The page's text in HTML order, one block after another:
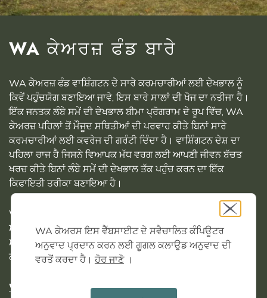
WA ਕੇਅਰਜ਼ ਫੰਡ ਬਾਰੇ
WA ਕੇਅਰਜ਼ ਫੰਡ ਵਾਸ਼ਿੰਗਟਨ ਦੇ ਸਾਰੇ ਕਰਮਚਾਰੀਆਂ ਲਈ ਦੇਖਭਾਲ ਨੂੰ
ਕਿਵੇਂ ਪਹੁੰਚਯੋਗ ਬਣਾਇਆ ਜਾਵੇ, ਇਸ ਬਾਰੇ ਸਾਲਾਂ ਦੀ ਖੋਜ ਦਾ ਨਤੀਜਾ ਹੈ।
ਇੱਕ ਜਨਤਕ ਲੰਬੇ ਸਮੇਂ ਦੀ ਦੇਖਭਾਲ ਬੀਮਾ ਪ੍ਰੋਗਰਾਮ ਦੇ ਰੂਪ ਵਿੱਚ, WA
ਕੇਅਰਜ਼ ਪਹਿਲਾਂ ਤੋਂ ਮੌਜੂਦ ਸਥਿਤੀਆਂ ਦੀ ਪਰਵਾਹ ਕੀਤੇ ਬਿਨਾਂ ਸਾਰੇ
ਕਰਮਚਾਰੀਆਂ ਲਈ ਕਵਰੇਜ ਦੀ ਗਰੰਟੀ ਦਿੰਦਾ ਹੈ। ਵਾਸ਼ਿੰਗਟਨ ਦੇਸ਼ ਦਾ
ਪਹਿਲਾ ਰਾਜ ਹੈ ਜਿਸਨੇ ਵਿਆਪਕ ਮੱਧ ਵਰਗ ਲਈ ਆਪਣੀ ਜੀਵਨ ਬੱਚਤ
ਖਰਚ ਕੀਤੇ ਬਿਨਾਂ ਲੰਬੇ ਸਮੇਂ ਦੀ ਦੇਖਭਾਲ ਤੱਕ ਪਹੁੰਚ ਕਰਨ ਦਾ ਇੱਕ
ਕਿਫਾਇਤੀ ਤਰੀਕਾ ਬਣਾਇਆ ਹੈ।
WA ਕੇਅਰਜ਼ ਫੰਡ ਦਾ ਪ੍ਰਬੰਧਨ ਵਾਸ਼ਿੰਗਟਨ ਸਟੇਟ ਡਿਪਾਰਟਮੈਂਟ ਆਫ਼
ਸੋਸ਼ਲ ਐਂਡ ਹੈਲਥ ਸਰਵਿਸਿਜ਼ ਦੁਆਰਾ ਕੀਤਾ ਜਾਂਦਾ ਹੈ, ਜੋ ਕਿ ਵਾਸ਼ਿੰਗਟਨ
ਸਟੇਟ ਹੈਲਥ ਕੇਅਰ ਅਥਾਰਟੀ ਅਤੇ ਰੁਜ਼ਗਾਰ ਸੁਰੱਖਿਆ ਵਿਭਾਗ ਦੇ ਸਹਿਯੋਗ
ਨਾਲ ਹੈ।
WA ਕੇਅਰਜ਼ ਫੰਡ ਦੇ ਇਤਿਹਾਸ ਅਤੇ ਢਾਂਚੇ ਬਾਰੇ ਹੋਰ ਜਾਣੋ।
WA ਕੇਅਰਸ ਇਸ ਵੈੱਬਸਾਈਟ ਦੇ ਸਵੈਚਾਲਿਤ ਕੰਪਿਊਟਰ
ਅਨੁਵਾਦ ਪ੍ਰਦਾਨ ਕਰਨ ਲਈ ਗੂਗਲ ਕਲਾਉਡ ਅਨੁਵਾਦ ਦੀ
ਵਰਤੋਂ ਕਰਦਾ ਹੈ। ਹੋਰ ਜਾਣੋ।